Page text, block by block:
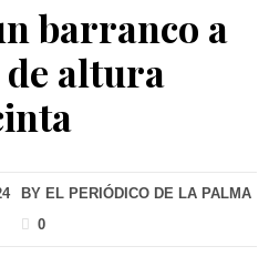
barranco a
altura
BY EL PERIÓDICO DE LA PALMA
0